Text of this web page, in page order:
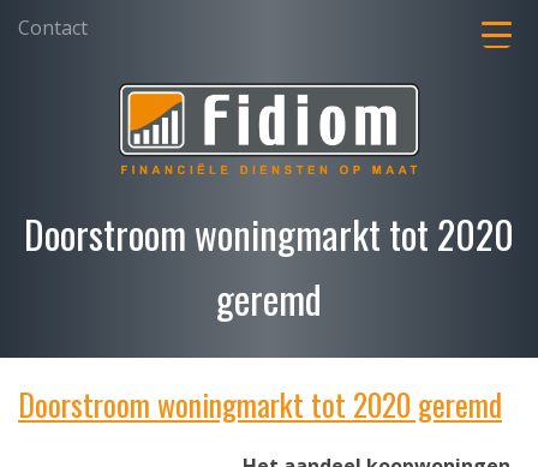
Contact
Doorstroom woningmarkt tot 2020
geremd
Doorstroom woningmarkt tot 2020 geremd